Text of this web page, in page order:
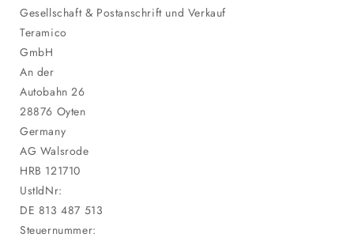
Gesellschaft & Postanschrift und Verkauf
Teramico
GmbH
An der
Autobahn 26
28876 Oyten
Germany
AG Walsrode
HRB 121710
UstIdNr:
DE 813 487 513
Steuernummer: